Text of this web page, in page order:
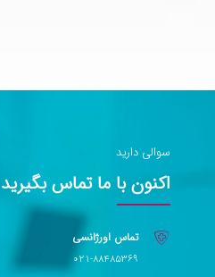
سوالی دارید
اکنون با ما تماس بگیرید
تماس اورژانسی
021-88485369